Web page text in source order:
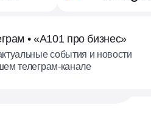
• «А101 про бизнес»
события и новости
телеграм-канале